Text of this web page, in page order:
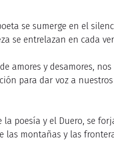
se sumerge en el
se entrelazan en cada
amores y desamores,
para dar voz a
la poesía y el Duero, se
las montañas y las